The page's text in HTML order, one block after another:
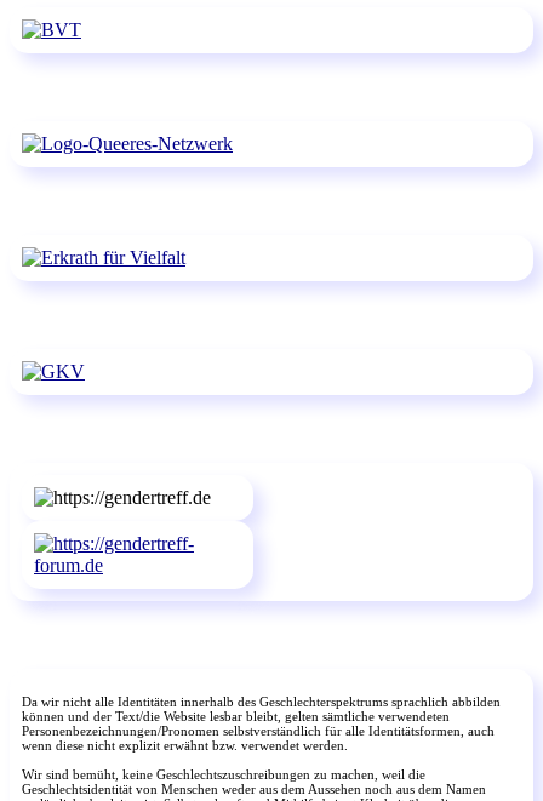
Da wir nicht alle Identitäten innerhalb des Geschlechterspektrums sprachlich abbilden
können und der Text/die Website lesbar bleibt, gelten sämtliche verwendeten
Personenbezeichnungen/Pronomen selbstverständlich für alle Identitätsformen, auch
wenn diese nicht explizit erwähnt bzw. verwendet werden.
Wir sind bemüht, keine Geschlechtszuschreibungen zu machen, weil die
Geschlechtsidentität von Menschen weder aus dem Aussehen noch aus dem Namen